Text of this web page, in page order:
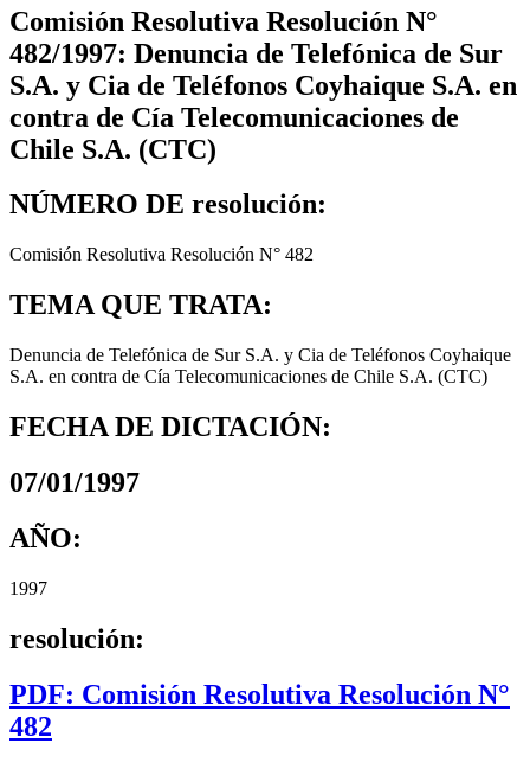
Comisión Resolutiva Resolución N°
482/1997: Denuncia de Telefónica de Sur
S.A. y Cia de Teléfonos Coyhaique S.A. en
contra de Cía Telecomunicaciones de
Chile S.A. (CTC)
NÚMERO DE resolución:
Comisión Resolutiva Resolución N° 482
TEMA QUE TRATA:
Denuncia de Telefónica de Sur S.A. y Cia de Teléfonos Coyhaique
S.A. en contra de Cía Telecomunicaciones de Chile S.A. (CTC)
FECHA DE DICTACIÓN:
07/01/1997
AÑO:
1997
resolución:
PDF: Comisión Resolutiva Resolución N°
482